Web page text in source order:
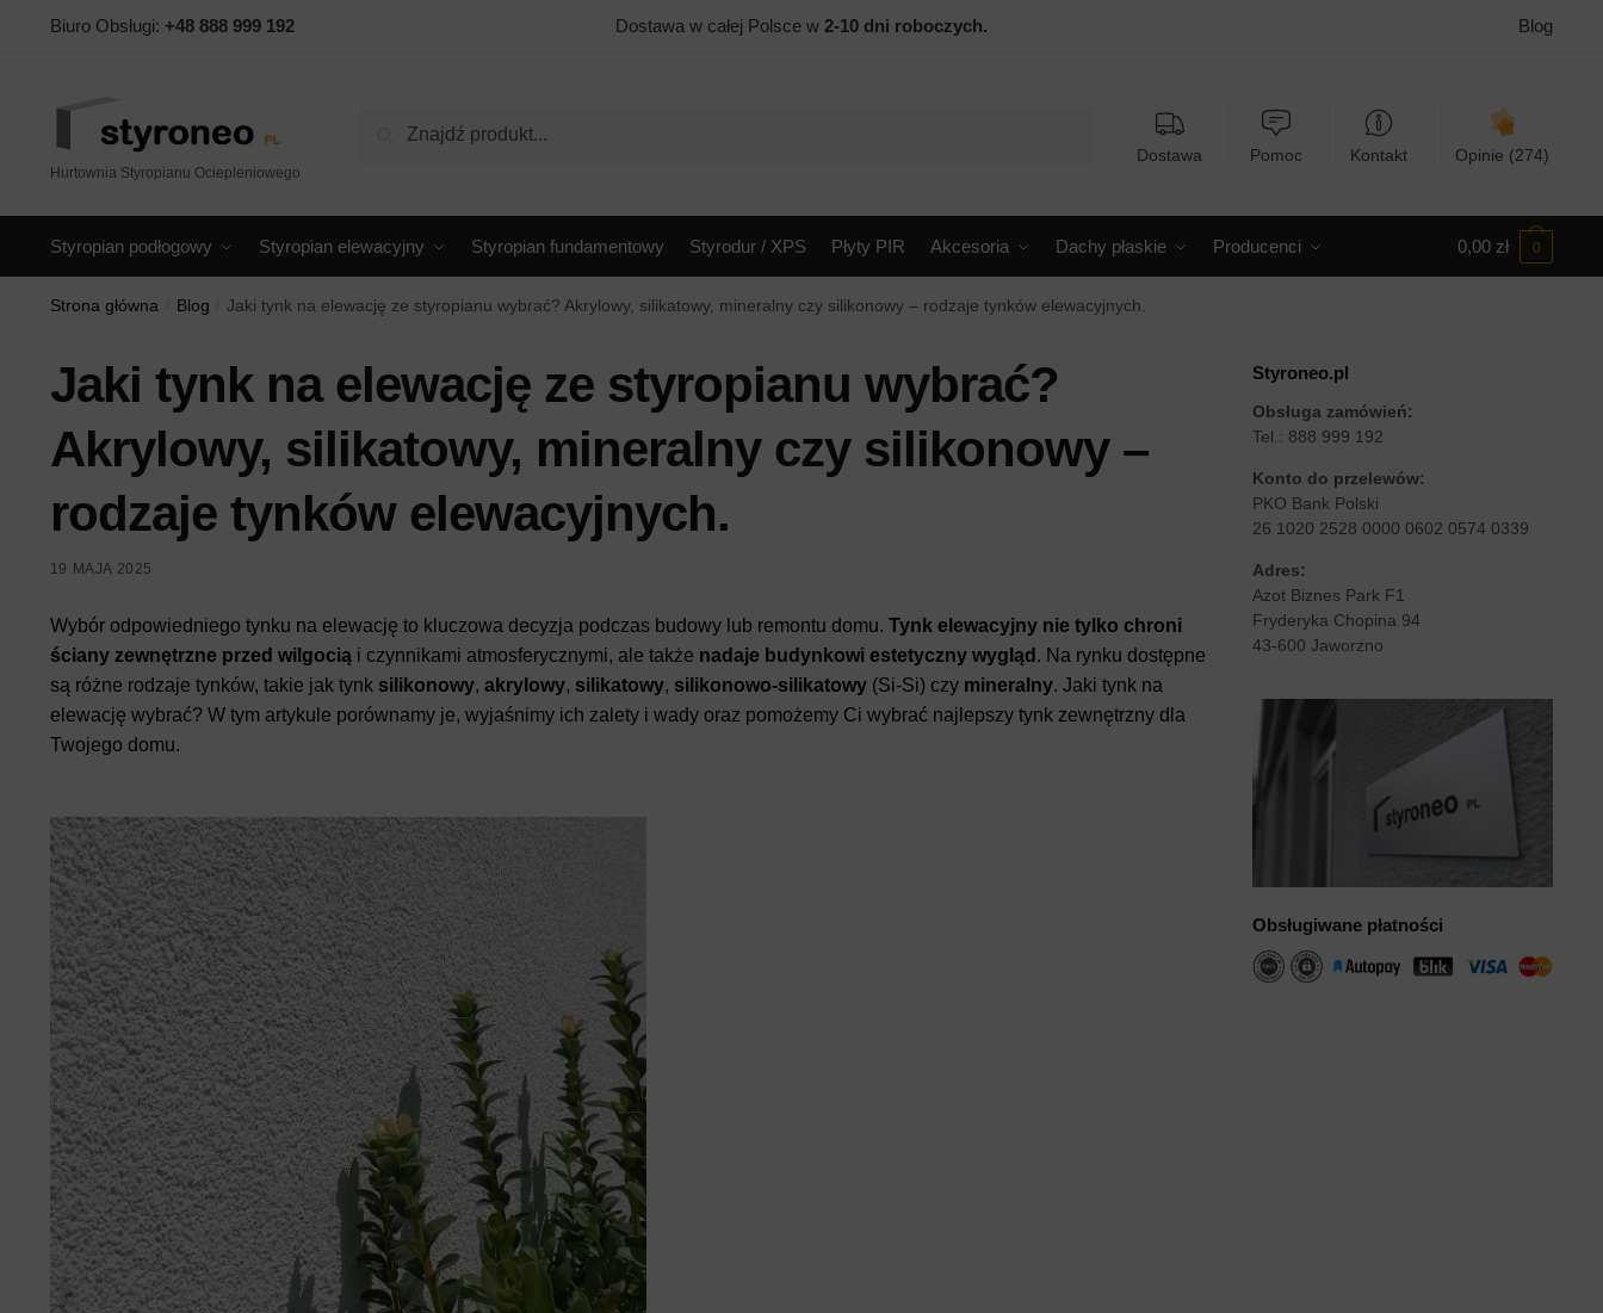
Biuro Obsługi: +48 888 999 192 Dostawa w całej Polsce w 2-10 dni roboczych. Blog
Hurtownia Styropianu Ociepleniowego
Szukaj
Dostawa Pomoc Kontakt Opinie (274)
Styropian podłogowy Styropian elewacyjny Styropian fundamentowy Styrodur / XPS Płyty PIR Akcesoria Dachy płaskie Producenci 0,00 zł 0
Strona główna Blog Jaki tynk na elewację ze styropianu wybrać? Akrylowy, silikatowy, mineralny czy silikonowy – rodzaje tynków elewacyjnych.
Jaki tynk na elewację ze styropianu wybrać?
Akrylowy, silikatowy, mineralny czy silikonowy –
rodzaje tynków elewacyjnych.
19 MAJA 2025
Wybór odpowiedniego tynku na elewację to kluczowa decyzja podczas budowy lub remontu domu. Tynk elewacyjny nie tylko chroni
ściany zewnętrzne przed wilgociąi czynnikami atmosferycznymi, ale także nadaje budynkowi estetyczny wygląd . Na rynku dostępne
są różne rodzaje tynków, takie jak tynk silikonowy, akrylowy, silikatowy, silikonowo-silikatowy(Si-Si) czy mineralny. Jaki tynk na
elewację wybrać? W tym artykule porównamy je, wyjaśnimy ich zalety i wady oraz pomożemy Ci wybrać najlepszy tynk zewnętrzny dla
Twojego domu.
Styroneo.pl
Obsługa zamówień:
Tel.: 888 999 192
Konto do przelewów:
PKO Bank Polski
26 1020 2528 0000 0602 0574 0339
Adres:
Azot Biznes Park F1
Fryderyka Chopina 94
43-600 Jaworzno
Obsługiwane płatności